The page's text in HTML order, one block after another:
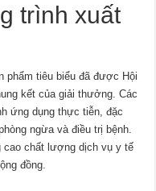
trình xuất
phẩm tiêu biểu đã được Hội
kết của giải thưởng. Các
ứng dụng thực tiễn, đặc
ngừa và điều trị bệnh.
cao chất lượng dịch vụ y tế
đồng.